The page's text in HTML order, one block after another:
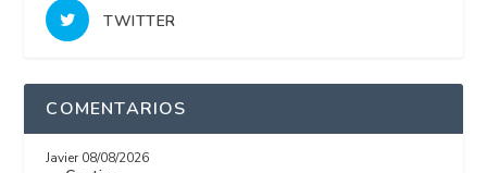
TWITTER
COMENTARIOS
Javier 08/08/2026